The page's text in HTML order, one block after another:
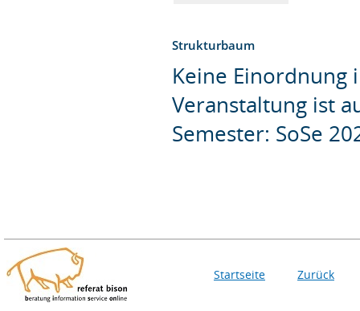
Strukturbaum
Keine Einordnung
Veranstaltung ist
Semester: SoSe
Startseite Zurück